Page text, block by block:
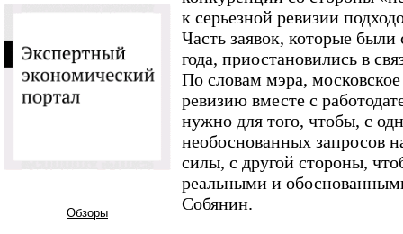
Обзоры
к серьезной ревизии
Часть заявок, которые
года, приостановились в
По словам мэра,
ревизию вместе с
нужно для того, чтобы, с
необоснованных запросов
силы, с другой стороны,
реальными и
Собянин.